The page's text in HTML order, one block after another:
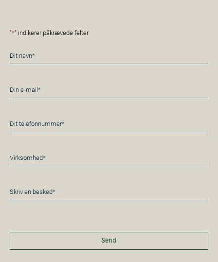
"*" indikerer påkrævede felter
Navn
*
E-
mail
Telefon
*
Virksomhed*
*
Besked
*
Send